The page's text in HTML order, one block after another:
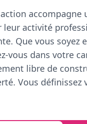
leur activité
Que vous soyez
vous dans votre
libre de
Vous définissez